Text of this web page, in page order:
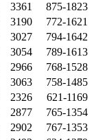
3361
875-1823
3190
772-1621
3027
794-1642
3054
789-1613
2966
768-1528
3063
758-1485
2326
621-1169
2877
765-1354
2902
767-1353